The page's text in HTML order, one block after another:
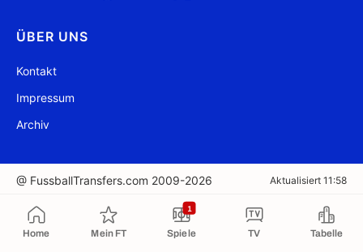
Home Mein FT Spiele
1
TV Tabelle
ÜBER UNS
Kontakt
Impressum
Archiv
@ FussballTransfers.com 2009-2026 Aktualisiert 11:58
In die Zwischenablage kopiert